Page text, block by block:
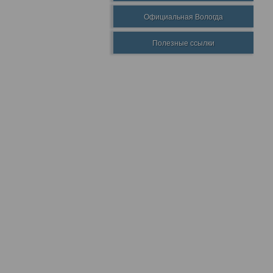
Официальная Вологда
Полезные ссылки